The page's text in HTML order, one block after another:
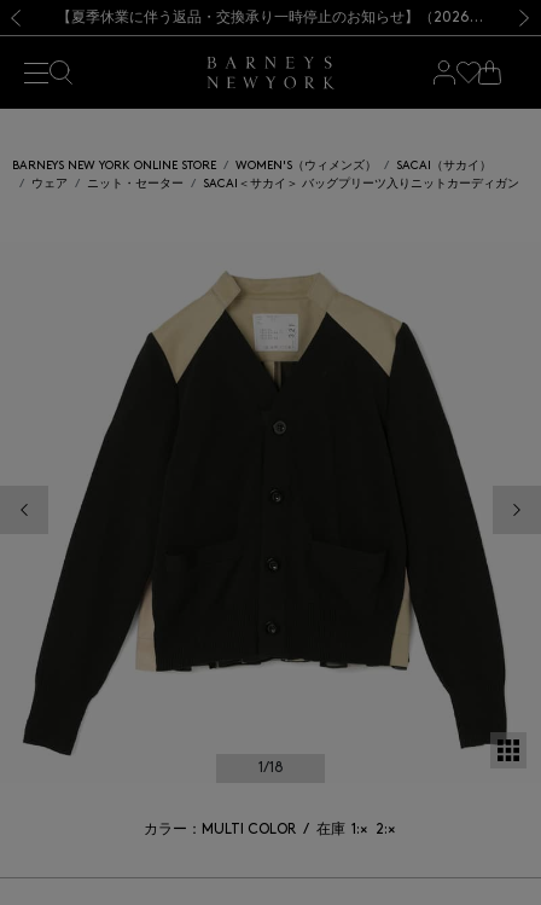
新規登録のお客様も対象！＜MY BARNEYS＞会員のお客様は11,000円（税込）以上のお買上げで常時送料無料！お買い物の際は会員登録を！
【夏季休業に伴う出荷一時停止のお知らせ】(2026.8.7) 【オンラインストア カスタマーセンター夏季休業に関するお知らせ】（2026.8.7）【夏季休業に伴う返品・交換承り一時停止のお知らせ】（2026.8.5）
熊本県を中心とした地震の影響によるお荷物のお届けについて
【開催中】SUMMER SALEのご案内・ご注意事項 新規登録のお客様も対象！＜MY BARNEYS＞会員のお客様は11,000円（税込）以上のお買上げで常時送料無料！お買い物の際は会員登録を！
【夏季休業に伴う出荷一時停止のお知らせ】(2026.8.7)
BARNEYS NEW YORK ONLINE STORE WOMEN'S（ウィメンズ）
SACAI（サカイ）
ウェア
ニット・セーター SACAI＜サカイ＞ バッグプリーツ入りニットカーディガン
1/18
カラー：MULTI COLOR / 在庫 1:× 2:×